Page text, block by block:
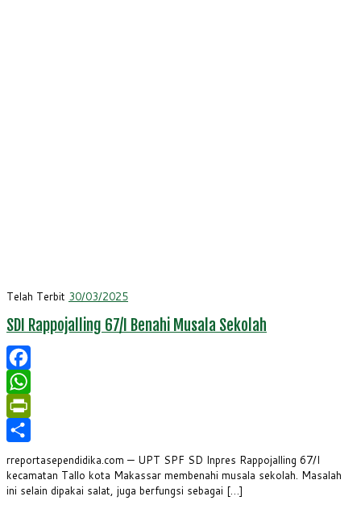
Telah Terbit 30/03/2025
SDI Rappojalling 67/I Benahi Musala Sekolah
Facebook
WhatsApp
PrintFriendly
rreportasependidika.com — UPT SPF SD Inpres Rappojalling 67/I
kecamatan Tallo kota Makassar membenahi musala sekolah. Masalah
ini selain dipakai salat, juga berfungsi sebagai […]